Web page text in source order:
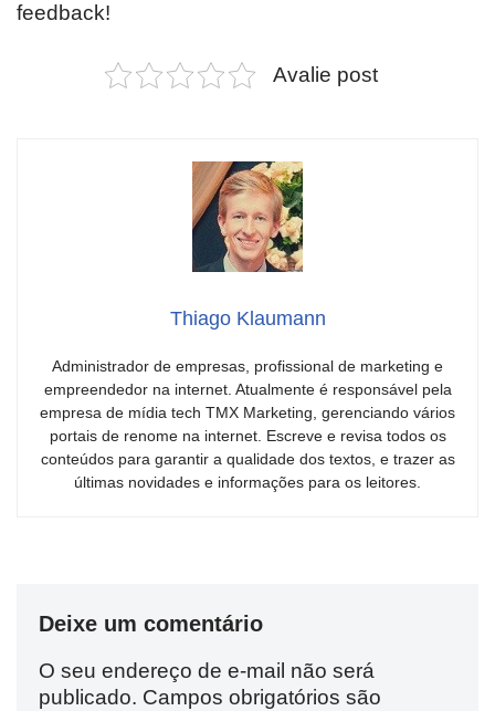
feedback!
Avalie post
Thiago Klaumann
Administrador de empresas, profissional de marketing e
empreendedor na internet. Atualmente é responsável pela
empresa de mídia tech TMX Marketing, gerenciando vários
portais de renome na internet. Escreve e revisa todos os
conteúdos para garantir a qualidade dos textos, e trazer as
últimas novidades e informações para os leitores.
Deixe um comentário
O seu endereço de e-mail não será
publicado. Campos obrigatórios são